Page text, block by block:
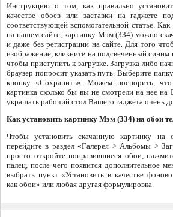
Инструкцию о том, как правильно
качестве обоев или заставки на гаджете
соответствующей вспомогательной статье.
на нашем сайте, картинку Мэм (334) можно
и даже без регистрации на сайте. Для того
изображение, кликните на подсвеченный синим
чтобы приступить к загрузке. Загрузка либо
браузер попросит указать путь. Выберите
кнопку «Сохранить». Можем поспорить, что
картинка сколько бы вы не смотрели на нее
украшать рабочий стол Вашего гаджета очень
Как установить картинку Мэм (334) на обои
Чтобы установить скачанную картинку на
перейдите в раздел «Галерея > Альбомы >
просто откройте понравившиеся обои,
палец, после чего появится дополнительное
выбрать пункт «Установить в качестве
как обои» или любая другая формулировка.